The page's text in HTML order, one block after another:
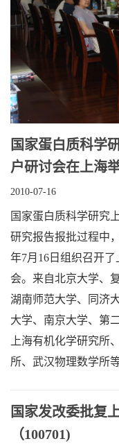
国家蛋白质科学
户研讨会在上海举
2010-07-16
国家蛋白质科学研究
研究报告报批过程中
年7月16日组织召开
会。来自北京大学、
湖南师范大学、同济
大学、南京大学、第
上海有机化学研究所
所、武汉物理数学所
国家发改委批复
（100701)